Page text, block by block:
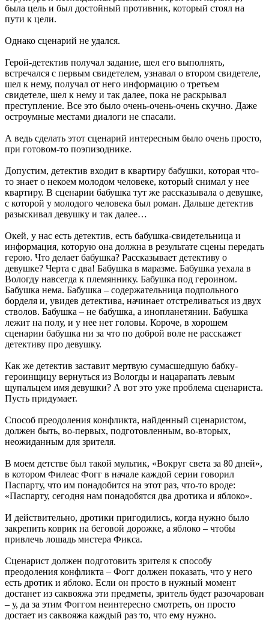
была цель и был достойный противник, который стоял на
пути к цели.
Однако сценарий не удался.
Герой-детектив получал задание, шел его выполнять,
встречался с первым свидетелем, узнавал о втором свидетеле,
шел к нему, получал от него информацию о третьем
свидетеле, шел к нему и так далее, пока не раскрывал
преступление. Все это было очень-очень-очень скучно. Даже
остроумные местами диалоги не спасали.
А ведь сделать этот сценарий интересным было очень просто,
при готовом-то поэпизоднике.
Допустим, детектив входит в квартиру бабушки, которая что-
то знает о некоем молодом человеке, который снимал у нее
квартиру. В сценарии бабушка тут же рассказывала о девушке,
с которой у молодого человека был роман. Дальше детектив
разыскивал девушку и так далее…
Окей, у нас есть детектив, есть бабушка-свидетельница и
информация, которую она должна в результате сцены передать
герою. Что делает бабушка? Рассказывает детективу о
девушке? Черта с два! Бабушка в маразме. Бабушка уехала в
Вологду навсегда к племяннику. Бабушка под героином.
Бабушка нема. Бабушка – содержательница подпольного
борделя и, увидев детектива, начинает отстреливаться из двух
стволов. Бабушка – не бабушка, а инопланетянин. Бабушка
лежит на полу, и у нее нет головы. Короче, в хорошем
сценарии бабушка ни за что по доброй воле не расскажет
детективу про девушку.
Как же детектив заставит мертвую сумасшедшую бабку-
героинщицу вернуться из Вологды и нацарапать левым
щупальцем имя девушки? А вот это уже проблема сценариста.
Пусть придумает.
Способ преодоления конфликта, найденный сценаристом,
должен быть, во-первых, подготовленным, во-вторых,
неожиданным для зрителя.
В моем детстве был такой мультик, «Вокруг света за 80 дней»,
в котором Филеас Фогг в начале каждой серии говорил
Паспарту, что им понадобится на этот раз, что-то вроде:
«Паспарту, сегодня нам понадобятся два дротика и яблоко».
И действительно, дротики пригодились, когда нужно было
закрепить коврик на беговой дорожке, а яблоко – чтобы
привлечь лошадь мистера Фикса.
Сценарист должен подготовить зрителя к способу
преодоления конфликта – Фогг должен показать, что у него
есть дротик и яблоко. Если он просто в нужный момент
достанет из саквояжа эти предметы, зритель будет разочарован
– у, да за этим Фоггом неинтересно смотреть, он просто
достает из саквояжа каждый раз то, что ему нужно.